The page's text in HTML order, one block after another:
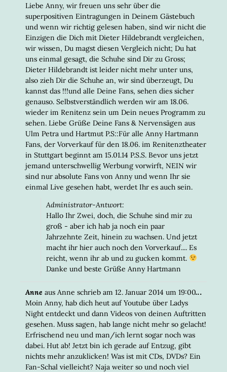
Liebe Anny, wir freuen uns sehr über die
superpositiven Eintragungen in Deinem Gästebuch
und wenn wir richtig gelesen haben, sind wir nicht die
Einzigen die Dich mit Dieter Hildebrandt vergleichen,
wir wissen, Du magst diesen Vergleich nicht; Du hat
uns einmal gesagt, die Schuhe sind Dir zu Gross;
Dieter Hildebrandt ist leider nicht mehr unter uns,
also zieh Dir die Schuhe an, wir sind überzeugt, Du
kannst das !!!und alle Deine Fans, sehen dies sicher
genauso. Selbstverständlich werden wir am 18.06.
wieder im Renitenz sein um Dein neues Programm zu
sehen. Liebe Grüße Deine Fans & Nervensägen aus
Ulm Petra und Hartmut P.S::Für alle Anny Hartmann
Fans, der Vorverkauf für den 18.06. im Renitenztheater
in Stuttgart beginnt am 15.01.14 P.S.S. Bevor uns jetzt
jemand unterschwellig Werbung vorwirft, NEIN wir
sind nur absolute Fans von Anny und wenn Ihr sie
einmal Live gesehen habt, werdet Ihr es auch sein.
Administrator-Antwort:
Hallo Ihr Zwei, doch, die Schuhe sind mir zu
groß - aber ich hab ja noch ein paar
Jahrzehnte Zeit, hinein zu wachsen. Und jetzt
macht ihr hier auch noch den Vorverkauf.... Es
reicht, wenn ihr ab und zu gucken kommt.
Danke und beste Grüße Anny Hartmann
Anne aus Anne schrieb am 12. Januar 2014 um 19:00
Moin Anny, hab dich heut auf Youtube über Ladys
Night entdeckt und dann Videos von deinen Auftritten
gesehen. Muss sagen, hab lange nicht mehr so gelacht!
Erfrischend neu und man/ich lernt sogar noch was
dabei. Hut ab! Jetzt bin ich gerade auf Entzug, gibt
nichts mehr anzuklicken! Was ist mit CDs, DVDs? Ein
Fan-Schal vielleicht? Naja weiter so und noch viel
...DIESE
EIN-/